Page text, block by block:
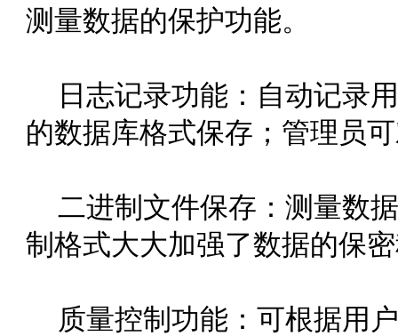
测量数据的保护功能。
日志记录功能：自动记录
的数据库格式保存；管理员
二进制文件保存：测量数据
制格式大大加强了数据的保密程
质量控制功能：可根据